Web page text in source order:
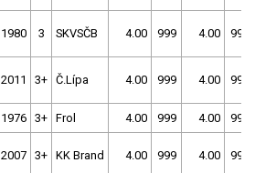
1980 3 SKVSČB 4.00 999 4.00 999
2011 3+ Č.Lípa 4.00 999 4.00 999
1976 3+ Frol 4.00 999 4.00 999
2007 3+ KK Brand 4.00 999 4.00 999